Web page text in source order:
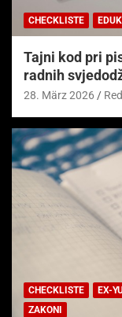
CHECKLISTE
Tajni kod pri
radnih
28. März 2026
CHECKLISTE EX-
ZAKONI